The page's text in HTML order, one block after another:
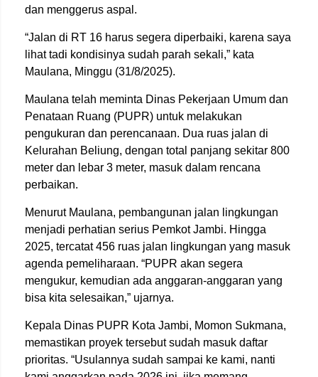
dan menggerus aspal.
“Jalan di RT 16 harus segera diperbaiki, karena saya
lihat tadi kondisinya sudah parah sekali,” kata
Maulana, Minggu (31/8/2025).
Maulana telah meminta Dinas Pekerjaan Umum dan
Penataan Ruang (PUPR) untuk melakukan
pengukuran dan perencanaan. Dua ruas jalan di
Kelurahan Beliung, dengan total panjang sekitar 800
meter dan lebar 3 meter, masuk dalam rencana
perbaikan.
Menurut Maulana, pembangunan jalan lingkungan
menjadi perhatian serius Pemkot Jambi. Hingga
2025, tercatat 456 ruas jalan lingkungan yang masuk
agenda pemeliharaan. “PUPR akan segera
mengukur, kemudian ada anggaran-anggaran yang
bisa kita selesaikan,” ujarnya.
Kepala Dinas PUPR Kota Jambi, Momon Sukmana,
memastikan proyek tersebut sudah masuk daftar
prioritas. “Usulannya sudah sampai ke kami, nanti